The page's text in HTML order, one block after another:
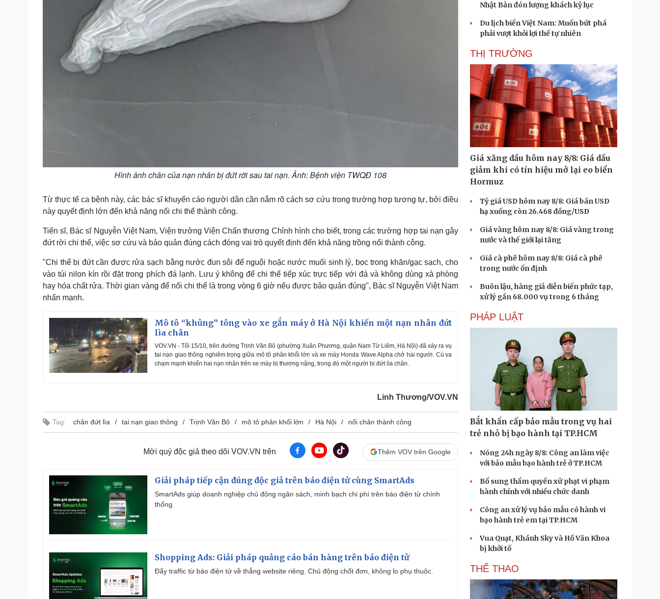
Hình ảnh chân của nạn nhân bị đứt rời sau tai nạn. Ảnh: Bệnh viện TWQĐ 108
Từ thực tế ca bệnh này, các bác sĩ khuyến cáo người dân cần nắm rõ cách sơ cứu trong trường hợp tương tự, bởi điều
này quyết định lớn đến khả năng nối chi thể thành công.
Tiến sĩ, Bác sĩ Nguyễn Việt Nam, Viện trưởng Viện Chấn thương Chỉnh hình cho biết, trong các trường hợp tai nạn gây
đứt rời chi thể, việc sơ cứu và bảo quản đúng cách đóng vai trò quyết định đến khả năng trồng nối thành công.
"Chi thể bị đứt cần được rửa sạch bằng nước đun sôi để nguội hoặc nước muối sinh lý, bọc trong khăn/gạc sạch, cho
vào túi nilon kín rồi đặt trong phích đá lạnh. Lưu ý không để chi thể tiếp xúc trực tiếp với đá và không dùng xà phòng
hay hóa chất rửa. Thời gian vàng để nối chi thể là trong vòng 6 giờ nếu được bảo quản đúng", Bác sĩ Nguyễn Việt Nam
nhấn mạnh.
Mô tô “khủng” tông vào xe gắn máy ở Hà Nội khiến một nạn nhân đứt
lìa chân
VOV.VN - Tối 15/10, trên đường Trịnh Văn Bô (phường Xuân Phương, quận Nam Từ Liêm, Hà Nội) đã xảy ra vụ
tai nạn giao thông nghiêm trọng giữa mô tô phân khối lớn và xe máy Honda Wave Alpha chở hai người. Cú va
chạm mạnh khiến hai nạn nhân trên xe máy bị thương nặng, trong đó một người bị đứt lìa chân.
Linh Thương/VOV.VN
Tag: chân đứt lìa tai nạn giao thông Trịnh Văn Bô mô tô phân khối lớn Hà Nội nối chân thành công
Mời quý độc giả theo dõi VOV.VN trên Thêm VOV trên Google
Giải pháp tiếp cận đúng độc giả trên báo điện tử cùng SmartAds
SmartAds giúp doanh nghiệp chủ động ngân sách, minh bạch chi phí trên báo điện tử chính
thống.
Shopping Ads: Giải pháp quảng cáo bán hàng trên báo điện tử
Đẩy traffic từ báo điện tử về thẳng website riêng. Chủ động chốt đơn, không lo phụ thuộc.
Nhật Bản đón lượng khách kỷ lục
Du lịch biển Việt Nam: Muốn bứt phá
phải vượt khỏi lợi thế tự nhiên
THỊ TRƯỜNG
Giá xăng dầu hôm nay 8/8: Giá dầu
giảm khi có tín hiệu mở lại eo biển
Hormuz
Tỷ giá USD hôm nay 8/8: Giá bán USD
hạ xuống còn 26.468 đồng/USD
Giá vàng hôm nay 8/8: Giá vàng trong
nước và thế giới lại tăng
Giá cà phê hôm nay 8/8: Giá cà phê
trong nước ổn định
Buôn lậu, hàng giả diễn biến phức tạp,
xử lý gần 68.000 vụ trong 6 tháng
PHÁP LUẬT
Bắt khẩn cấp bảo mẫu trong vụ hai
trẻ nhỏ bị bạo hành tại TP.HCM
Nóng 24h ngày 8/8: Công an làm việc
với bảo mẫu bạo hành trẻ ở TP.HCM
Bổ sung thẩm quyền xử phạt vi phạm
hành chính với nhiều chức danh
Công an xử lý vụ bảo mẫu có hành vi
bạo hành trẻ em tại TP.HCM
Vua Quạt, Khánh Sky và Hồ Văn Khoa
bị khởi tố
THỂ THAO